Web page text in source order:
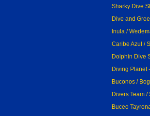
Sharky Dive
Dive and
Inula /
Caribe Azul /
Dolphin Dive
Diving Planet
Buconos /
Divers Team /
Buceo